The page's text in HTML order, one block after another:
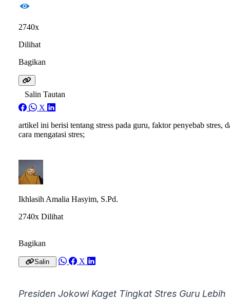
2740x
Dilihat
Bagikan
Salin Tautan
X
artikel ini berisi tentang stress pada guru, faktor penyebab stres,
cara mengatasi stres;
Ikhlasih Amalia Hasyim, S.Pd.
2740x Dilihat
Bagikan
Salin X
Presiden Jokowi Kaget Tingkat Stres Guru Lebih